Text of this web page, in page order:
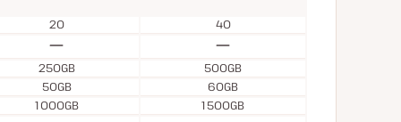
20
40
250GB
500GB
50GB
60GB
1 000GB
1 500GB